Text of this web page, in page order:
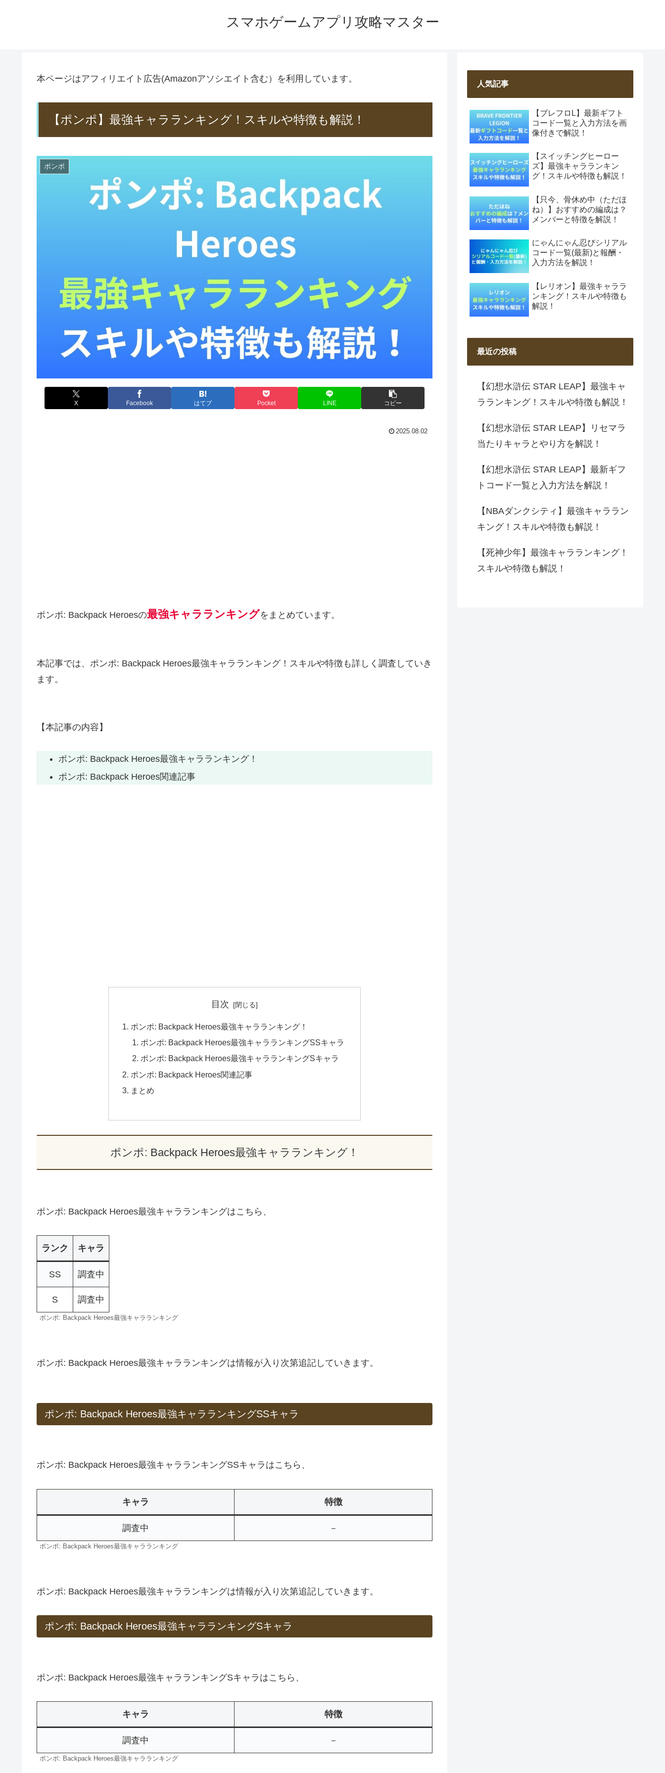
スマホゲームアプリ攻略マスター
本ページはアフィリエイト広告(Amazonアソシエイト含む）を利用しています。
【ポンポ】最強キャラランキング！スキルや特徴も解説！
ポンポ
X Facebook はてブ Pocket LINE コピー
2025.08.02
ポンポ: Backpack Heroesの最強キャラランキングをまとめています。
本記事では、ポンポ: Backpack Heroes最強キャラランキング！スキルや特徴も詳しく調査していき
ます。
【本記事の内容】
ポンポ: Backpack Heroes最強キャラランキング！
ポンポ: Backpack Heroes関連記事
目次
ポンポ: Backpack Heroes最強キャラランキング！
ポンポ: Backpack Heroes最強キャラランキングSSキャラ
ポンポ: Backpack Heroes最強キャラランキングSキャラ
ポンポ: Backpack Heroes関連記事
まとめ
ポンポ: Backpack Heroes最強キャラランキング！
ポンポ: Backpack Heroes最強キャラランキングはこちら、
ランク キャラ
SS 調査中
S 調査中
ポンポ: Backpack Heroes最強キャラランキング
ポンポ: Backpack Heroes最強キャラランキングは情報が入り次第追記していきます。
ポンポ: Backpack Heroes最強キャラランキングSSキャラ
ポンポ: Backpack Heroes最強キャラランキングSSキャラはこちら、
キャラ 特徴
調査中 －
ポンポ: Backpack Heroes最強キャラランキング
ポンポ: Backpack Heroes最強キャラランキングは情報が入り次第追記していきます。
ポンポ: Backpack Heroes最強キャラランキングSキャラ
ポンポ: Backpack Heroes最強キャラランキングSキャラはこちら、
キャラ 特徴
調査中 －
ポンポ: Backpack Heroes最強キャラランキング
人気記事
【ブレフロL】最新ギフト
コード一覧と入力方法を画
像付きで解説！
【スイッチングヒーロー
ズ】最強キャラランキン
グ！スキルや特徴も解説！
【只今、骨休め中（ただほ
ね）】おすすめの編成は？
メンバーと特徴を解説！
にゃんにゃん忍びシリアル
コード一覧(最新)と報酬・
入力方法を解説！
【レリオン】最強キャララ
ンキング！スキルや特徴も
解説！
最近の投稿
【幻想水滸伝 STAR LEAP】最強キャ
ラランキング！スキルや特徴も解説！
【幻想水滸伝 STAR LEAP】リセマラ
当たりキャラとやり方を解説！
【幻想水滸伝 STAR LEAP】最新ギフ
トコード一覧と入力方法を解説！
【NBAダンクシティ】最強キャララン
キング！スキルや特徴も解説！
【死神少年】最強キャラランキング！
スキルや特徴も解説！